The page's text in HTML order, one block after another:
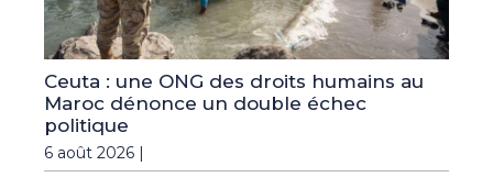
Ceuta : une ONG des droits humains au
Maroc dénonce un double échec
politique
6 août 2026 |